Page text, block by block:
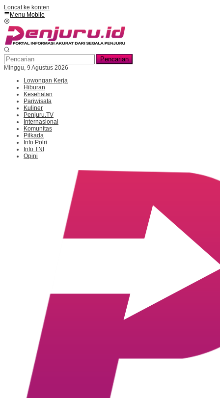
Loncat ke konten
Menu Mobile
Pencarian
Minggu, 9 Agustus 2026
Lowongan Kerja
Hiburan
Kesehatan
Pariwisata
Kuliner
Penjuru.TV
Internasional
Komunitas
Pilkada
Info Polri
Info TNI
Opini